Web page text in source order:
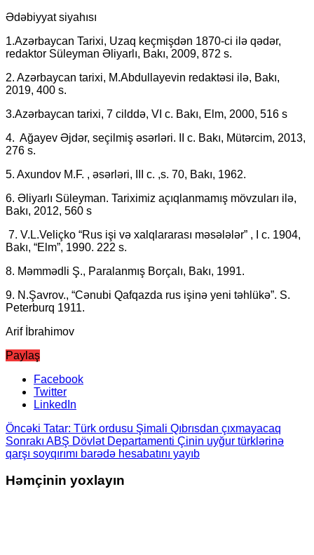
Ədəbiyyat siyahısı
1.Аzərbaycan Tarixi, Uzaq keçmişdən 1870-ci ilə qədər,
redaktor Süleyman Əliyarlı, Bakı, 2009, 872 s.
2. Azərbaycan tarixi, M.Abdullayevin redaktəsi ilə, Bakı,
2019, 400 s.
3.Azərbaycan tarixi, 7 cilddə, VI c. Bakı, Elm, 2000, 516 s
4. Ağayev Əjdər, seçilmiş əsərləri. II c. Bakı, Mütərcim, 2013,
276 s.
5. Axundov M.F. , əsərləri, III c. ,s. 70, Bakı, 1962.
6. Əliyarlı Süleyman. Tariximiz açıqlanmamış mövzuları ilə,
Bakı, 2012, 560 s
7. V.L.Veliçko “Rus işi və xalqlararası məsələlər” , I c. 1904,
Bakı, “Elm”, 1990. 222 s.
8. Məmmədli Ş., Paralanmış Borçalı, Bakı, 1991.
9. N.Şavrov., “Cənubi Qafqazda rus işinə yeni təhlükə”. S.
Peterburq 1911.
Arif İbrahimov
Paylaş
Facebook
Twitter
LinkedIn
Öncəki Tatar: Türk ordusu Şimali Qıbrısdan çıxmayacaq
Sonrakı ABŞ Dövlət Departamenti Çinin uyğur türklərinə
qarşı soyqırımı barədə hesabatını yayıb
Həmçinin yoxlayın